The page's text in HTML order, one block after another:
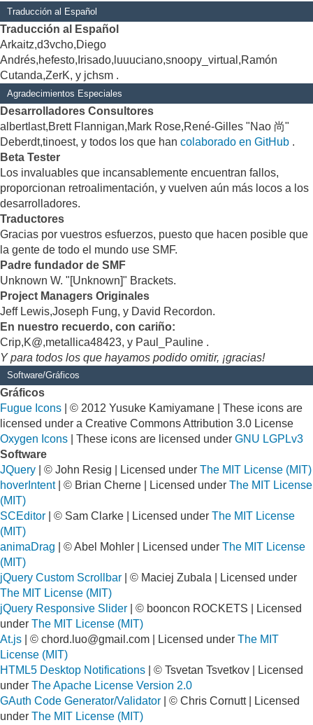
Traducción al Español
Traducción al Español
Arkaitz,d3vcho,Diego
Andrés,hefesto,Irisado,luuuciano,snoopy_virtual,Ramón
Cutanda,ZerK, y jchsm .
Agradecimientos Especiales
Desarrolladores Consultores
albertlast,Brett Flannigan,Mark Rose,René-Gilles "Nao 尚"
Deberdt,tinoest, y todos los que han colaborado en GitHub .
Beta Tester
Los invaluables que incansablemente encuentran fallos,
proporcionan retroalimentación, y vuelven aún más locos a los
desarrolladores.
Traductores
Gracias por vuestros esfuerzos, puesto que hacen posible que
la gente de todo el mundo use SMF.
Padre fundador de SMF
Unknown W. "[Unknown]" Brackets.
Project Managers Originales
Jeff Lewis,Joseph Fung, y David Recordon.
En nuestro recuerdo, con cariño:
Crip,K@,metallica48423, y Paul_Pauline .
Y para todos los que hayamos podido omitir, ¡gracias!
Software/Gráficos
Gráficos
Fugue Icons | © 2012 Yusuke Kamiyamane | These icons are
licensed under a Creative Commons Attribution 3.0 License
Oxygen Icons | These icons are licensed under GNU LGPLv3
Software
JQuery | © John Resig | Licensed under The MIT License (MIT)
hoverIntent| © Brian Cherne | Licensed under The MIT License
(MIT)
SCEditor | © Sam Clarke | Licensed under The MIT License
(MIT)
animaDrag | © Abel Mohler | Licensed under The MIT License
(MIT)
jQuery Custom Scrollbar | © Maciej Zubala | Licensed under
The MIT License (MIT)
jQuery Responsive Slider | © booncon ROCKETS | Licensed
under The MIT License (MIT)
At.js | © chord.luo@gmail.com | Licensed under The MIT
License (MIT)
HTML5 Desktop Notifications | © Tsvetan Tsvetkov | Licensed
under The Apache License Version 2.0
GAuth Code Generator/Validator | © Chris Cornutt | Licensed
under The MIT License (MIT)